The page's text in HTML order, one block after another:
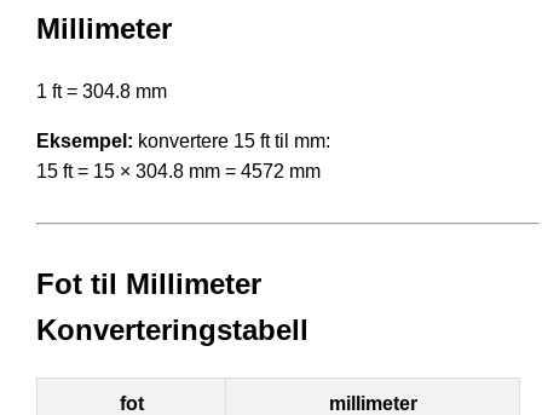
Millimeter
1 ft = 304.8 mm
Eksempel: konvertere 15 ft til mm:
15 ft = 15 × 304.8 mm = 4572 mm
Fot til Millimeter
Konverteringstabell
fot millimeter